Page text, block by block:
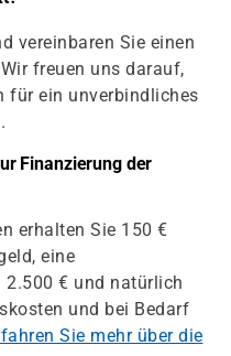
vereinbaren Sie einen
freuen uns darauf,
für ein unverbindliches
Finanzierung der
erhalten Sie 150 €
eine
2.500 € und natürlich
und bei Bedarf
Sie mehr über die